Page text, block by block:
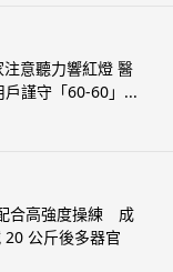
意聽力響紅燈 醫
戶謹守「60-60」...
合高強度操練 成
公斤後多器官